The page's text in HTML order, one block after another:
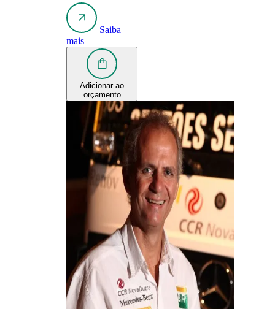
Saiba
mais
Adicionar ao
orçamento